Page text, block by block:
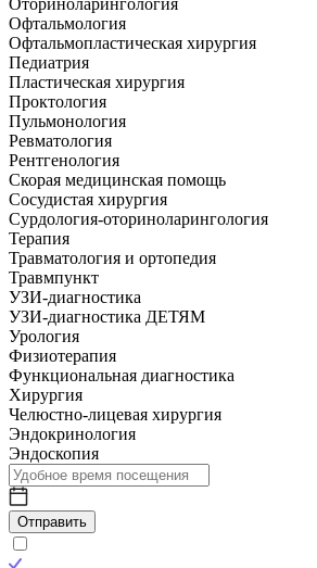
Оториноларингология
Офтальмология
Офтальмопластическая хирургия
Педиатрия
Пластическая хирургия
Проктология
Пульмонология
Ревматология
Рентгенология
Скорая медицинская помощь
Сосудистая хирургия
Сурдология-оториноларингология
Терапия
Травматология и ортопедия
Травмпункт
УЗИ-диагностика
УЗИ-диагностика ДЕТЯМ
Урология
Физиотерапия
Функциональная диагностика
Хирургия
Челюстно-лицевая хирургия
Эндокринология
Эндоскопия
Отправить